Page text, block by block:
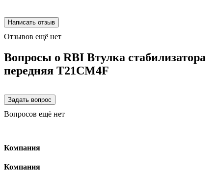
Отзывов ещё нет
Вопросы о RBI Втулка стабилизатора
передняя T21CM4F
Вопросов ещё нет
Компания
Компания